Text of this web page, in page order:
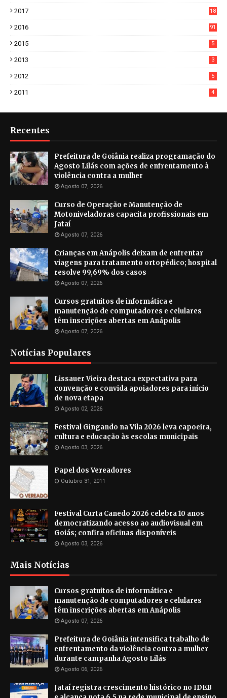
2017
18
2016 91
2015 5
2013 3
2012 5
2011 4
Recentes
Prefeitura de Goiânia realiza programação do
Agosto Lilás com ações de enfrentamento à
violência contra a mulher
Agosto 07, 2026
Curso de Operação e Manutenção de
Motoniveladoras capacita profissionais em
Jataí
Agosto 07, 2026
Crianças em Anápolis deixam de enfrentar
viagens para tratamento ortopédico; hospital
resolve 99,69% dos casos
Agosto 07, 2026
Cursos gratuitos de informática e
manutenção de computadores e celulares
têm inscrições abertas em Anápolis
Agosto 07, 2026
Notícias Populares
Lissauer Vieira destaca expectativa para
convenção e convida apoiadores para início
de nova etapa
Agosto 02, 2026
Festival Gingando na Vila 2026 leva capoeira,
cultura e educação às escolas municipais
Agosto 03, 2026
Papel dos Vereadores
Outubro 31, 2011
Festival Curta Canedo 2026 celebra 10 anos
democratizando acesso ao audiovisual em
Goiás; confira oficinas disponíveis
Agosto 03, 2026
Mais Notícias
Cursos gratuitos de informática e
manutenção de computadores e celulares
têm inscrições abertas em Anápolis
Agosto 07, 2026
Prefeitura de Goiânia intensifica trabalho de
enfrentamento da violência contra a mulher
durante campanha Agosto Lilás
Agosto 06, 2026
Jataí registra crescimento histórico no IDEB